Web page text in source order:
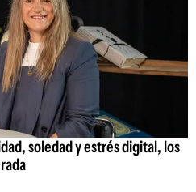
soledad y estrés digital, los